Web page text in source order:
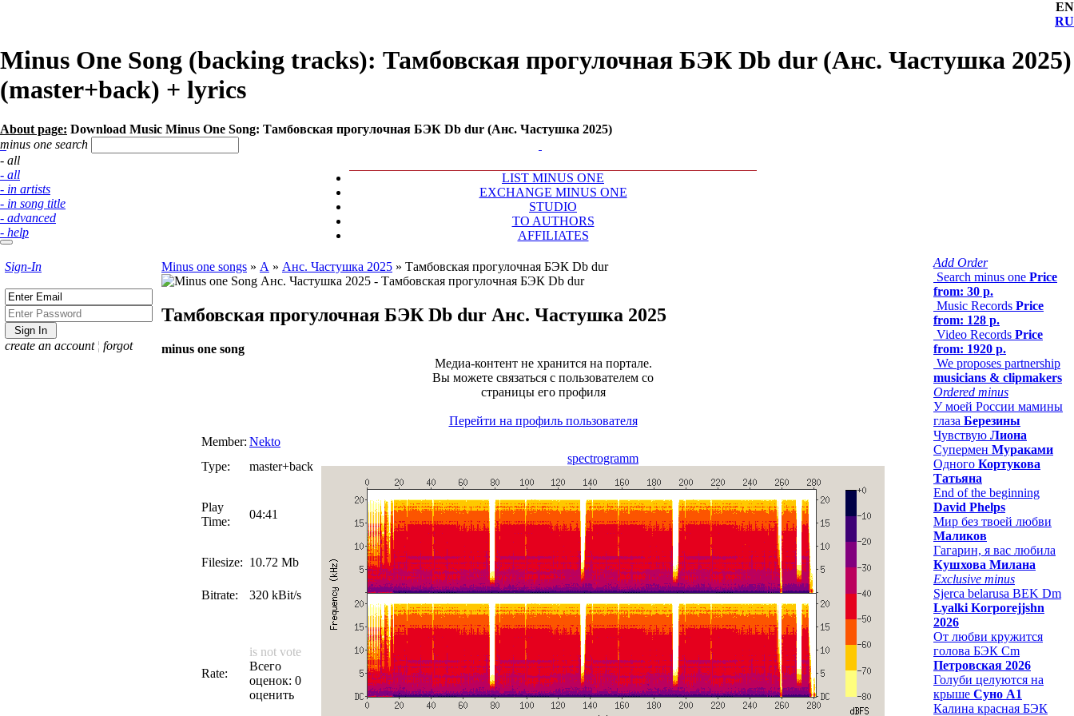
EN
RU
Minus One Song (backing tracks): Тамбовская прогулочная БЭК Db dur (Анс. Частушка 2025)
(master+back) + lyrics
About page: Download Music Minus One Song: Тамбовская прогулочная БЭК Db dur (Анс. Частушка 2025)
minus one search
- all
- all
- in artists
- in song title
- advanced
- help
LIST MINUS ONE
EXCHANGE MINUS ONE
STUDIO
TO AUTHORS
AFFILIATES
Sign-In
create an account ¦ forgot
Minus one songs » А » Анс. Частушка 2025 » Тамбовская прогулочная БЭК Db dur
Тамбовская прогулочная БЭК Db dur Анс. Частушка 2025
minus one song
Медиа-контент не хранится на портале.
Вы можете связаться с пользователем со
страницы его профиля
Перейти на профиль пользователя
Member: Nekto
Type:
master+back
spectrogramm
Play
Time:
04:41
Filesize: 10.72 Mb
Bitrate: 320 kBit/s
Rate:
is not vote
Всего
оценок: 0
оценить
Add Order
Search minus one Price
from: 30 р.
Music Records Price
from: 128 р.
Video Records Price
from: 1920 р.
We proposes partnership
musicians & clipmakers
Ordered minus
У моей России мамины
глаза Березины
Чувствую Лиона
Супермен Мураками
Одного Кортукова
Татьяна
End of the beginning
David Phelps
Мир без твоей любви
Маликов
Гагарин, я вас любила
Кушхова Милана
Exclusive minus
Sjerca belarusa BEK Dm
Lyalki Korporejjshn
2026
От любви кружится
голова БЭК Cm
Петровская 2026
Голуби целуются на
крыше Суно А1
Калина красная БЭК